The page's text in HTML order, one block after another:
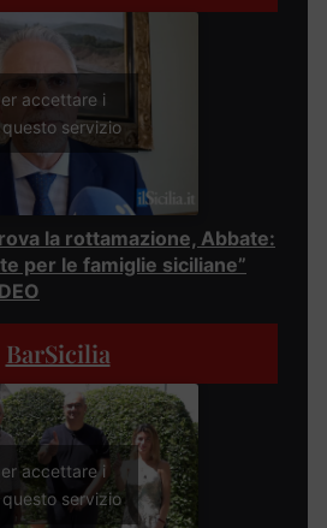
accettare i
servizio
la rottamazione, Abbate:
per le famiglie siciliane”
BarSicilia
accettare i
servizio